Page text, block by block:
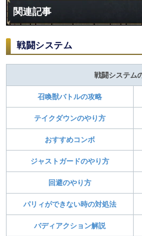
関連記事
戦闘システム​
戦闘システム
召喚獣バトルの攻略
テイクダウンのやり方
おすすめコンボ
ジャストガードのやり方
回避のやり方
パリィができない時の対処法
バディアクション解説